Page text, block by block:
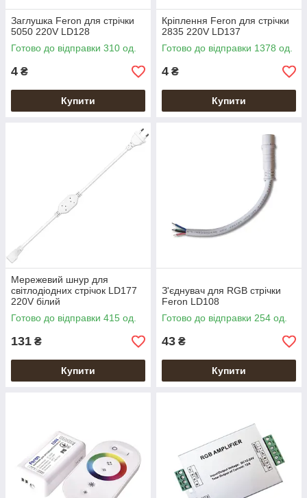
Заглушка Feron для стрічки
5050 220V LD128
Готово до відправки 310 од.
4 ₴
Купити
Кріплення Feron для стрічки
2835 220V LD137
Готово до відправки 1378 од.
4 ₴
Купити
Мережевий шнур для
світлодіодних стрічок LD177
220V білий
Готово до відправки 415 од.
131 ₴
Купити
З'єднувач для RGB стрічки
Feron LD108
Готово до відправки 254 од.
43 ₴
Купити